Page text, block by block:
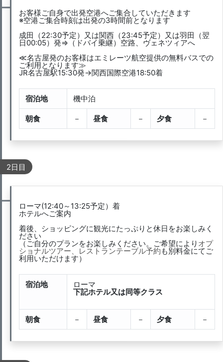
お客様ご自身で出発空港へご集合していただきます
※空港ご集合時刻は出発の3時間前となります
成田（22:30予定）又は関西（23:45予定）又は羽田（翌
日00:05）発⇒（ドバイ乗継）空路、ヴェネツィアへ
≪名古屋発のお客様はエミレーツ航空提供の無料バスでの
ご利用となります≫
JR名古屋駅15:30発→関西国際空港18:50着
宿泊地 機中泊
朝食 － 昼食 － 夕食 －
2日目
ローマ(12:40～13:25予定）着
ホテルへご案内
着後、ショッピングに観光にたっぷりと休日をお楽しみく
ださい
（ご自分のプランをお楽しみください。ご希望により オプ
ショナルツアー、レストランテーブル予約 も別料金にてご
利用いただけます）
宿泊地 ローマ
下記ホテル又は同等クラス
朝食 － 昼食 － 夕食 －